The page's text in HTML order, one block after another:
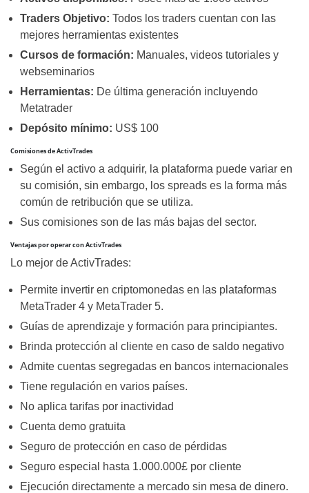
Traders Objetivo: Todos los traders cuentan con las
mejores herramientas existentes
Cursos de formación: Manuales, videos tutoriales y
webseminarios
Herramientas: De última generación incluyendo
Metatrader
Depósito mínimo: US$ 100
Comisiones de ActivTrades
Según el activo a adquirir, la plataforma puede variar en
su comisión, sin embargo, los spreads es la forma más
común de retribución que se utiliza.
Sus comisiones son de las más bajas del sector.
Ventajas por operar con ActivTrades
Lo mejor de ActivTrades:
Permite invertir en criptomonedas en las plataformas
MetaTrader 4 y MetaTrader 5.
Guías de aprendizaje y formación para principiantes.
Brinda protección al cliente en caso de saldo negativo
Admite cuentas segregadas en bancos internacionales
Tiene regulación en varios países.
No aplica tarifas por inactividad
Cuenta demo gratuita
Seguro de protección en caso de pérdidas
Seguro especial hasta 1.000.000£ por cliente
Ejecución directamente a mercado sin mesa de dinero.